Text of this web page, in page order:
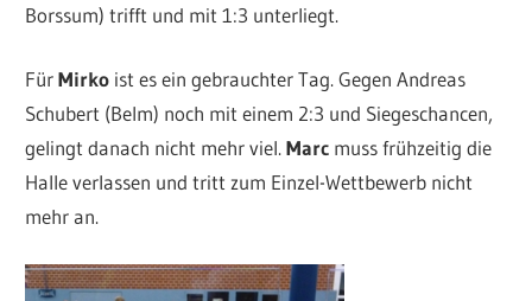
Borssum) trifft und mit 1:3 unterliegt.
FürMirko ist es ein gebrauchter Tag. Gegen Andreas
Schubert (Belm) noch mit einem 2:3 und Siegeschancen,
gelingt danach nicht mehr viel.Marc muss frühzeitig die
Halle verlassen und tritt zum Einzel-Wettbewerb nicht
mehr an.